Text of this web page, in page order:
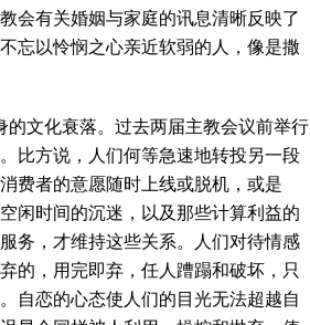
会有关婚姻与家庭的讯息清晰反映了
忘以怜悯之心亲近软弱的人，像是撒
文化衰落。过去两届主教会议前举行
比方说，人们何等急速地转投另一段
费者的意愿随时上线或脱机，或是
闲时间的沉迷，以及那些计算利益的
务，才维持这些关系。人们对待情感
的，用完即弃，任人蹧蹋和破坏，只
自恋的心态使人们的目光无法超越自